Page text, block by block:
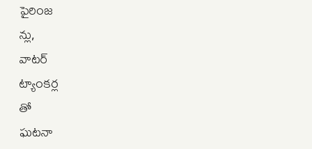
ఫైరింజ
న్లు,
వాటర్
ట్యాంకర్ల
తో
ఘటనా